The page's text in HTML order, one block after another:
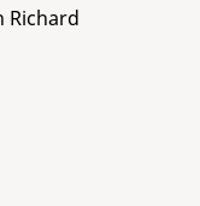
Richard